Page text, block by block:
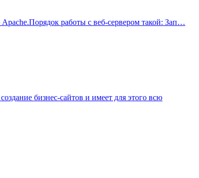
работы с веб-сервером такой: Зап…
бизнес-сайтов и имеет для этого всю